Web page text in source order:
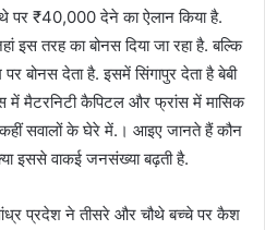
₹40,000 देने का ऐलान किया है.
इस तरह का बोनस दिया जा रहा है. बल्कि
बोनस देता है. इसमें सिंगापुर देता है बेबी
में मैटरनिटी कैपिटल और फ्रांस में मासिक
कहीं सवालों के घेरे में.। आइए जानते हैं कौन
इससे वाकई जनसंख्या बढ़ती है.
आंध्र प्रदेश ने तीसरे और चौथे बच्चे पर कैश